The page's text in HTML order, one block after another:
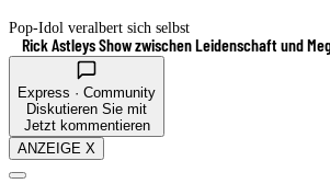
Pop-Idol veralbert sich selbst
Rick Astleys Show zwischen Leidenschaft und
Express · Community
Diskutieren Sie mit
Jetzt kommentieren
ANZEIGE X